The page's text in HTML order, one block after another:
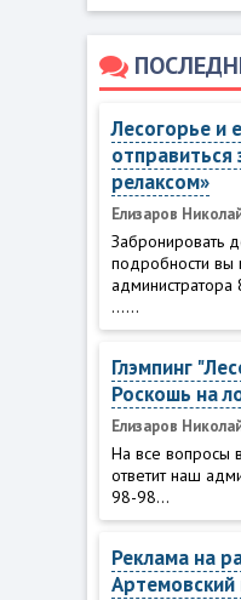
Лесогорье и
отправиться
релаксом»
Елизаров
Забронировать
подробности
......
Глэмпинг
Роскошь на
Елизаров
На все вопросы
ответит наш
98-98...
Реклама на
Артемовский